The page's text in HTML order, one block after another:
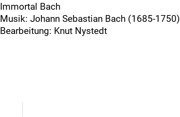
Immortal Bach
Musik: Johann Sebastian Bach (1685-1750)
Bearbeitung: Knut Nystedt